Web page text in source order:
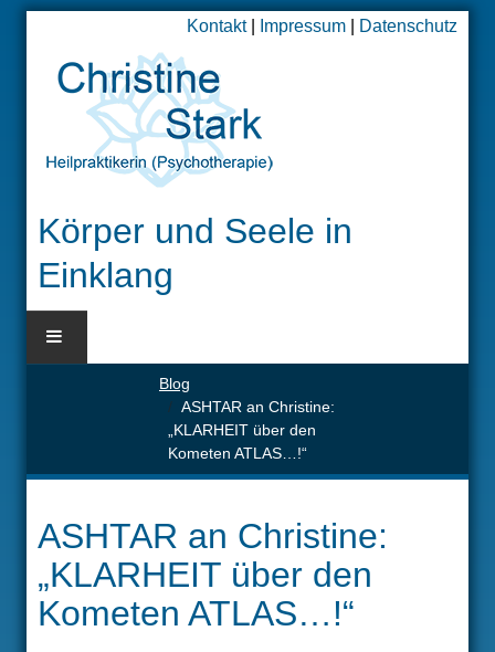
Kontakt| Impressum Datenschutz
Körper und Seele in
Einklang
THERAPIEANGEBOT
Blog
ASHTAR an Christine:
„KLARHEIT über den
Kometen ATLAS…!“
ASHTAR an Christine:
„KLARHEIT über den
Kometen ATLAS…!“